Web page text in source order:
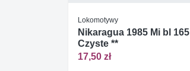
Lokomotywy
Nikaragua 1985 Mi bl 165
Czyste **
17,50 zł